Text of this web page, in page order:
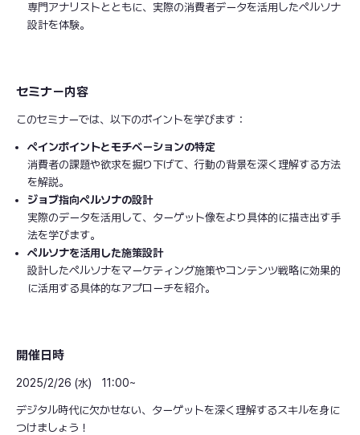
専門アナリストとともに、実際の消費者データを活用したペルソナ
設計を体験。
セミナー内容
このセミナーでは、以下のポイントを学びます：
ペインポイントとモチベーションの特定
消費者の課題や欲求を掘り下げて、行動の背景を深く理解する方法
を解説。
ジョブ指向ペルソナの設計
実際のデータを活用して、ターゲット像をより具体的に描き出す手
法を学びます。
ペルソナを活用した施策設計
設計したペルソナをマーケティング施策やコンテンツ戦略に効果的
に活用する具体的なアプローチを紹介。
開催日時
2025/2/26 (水) 11:00~
デジタル時代に欠かせない、ターゲットを深く理解するスキルを身に
つけましょう！